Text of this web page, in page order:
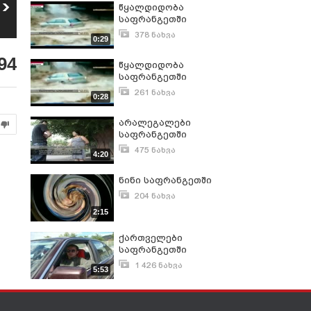
გაზრდილი
რეზერვები
ნახვა
37
სოფლის სახლები
1 057
0:29
წყალდიდობა
საფრანგეთში
378 ნახვა
0:28
წყალდიდობა
საფრანგეთში
261 ნახვა
4:20
არალეგალები
საფრანგეთში
475 ნახვა
2:15
ნინი საფრანგეთში
204 ნახვა
5:53
ქართველები
საფრანგეთში
1 426 ნახვა